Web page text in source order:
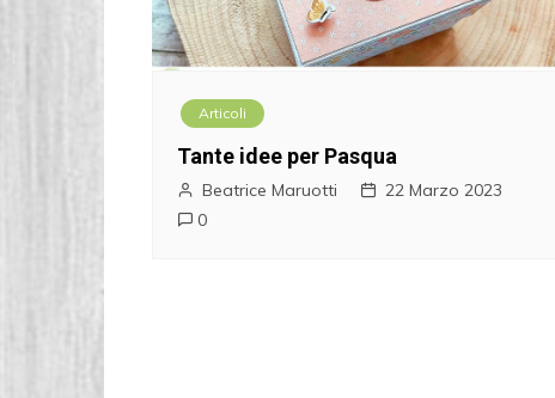
Articoli
Tante idee per Pasqua
Beatrice Maruotti
22 Marzo 2023
0